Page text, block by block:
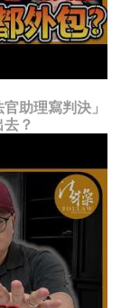
助理寫判決」
？